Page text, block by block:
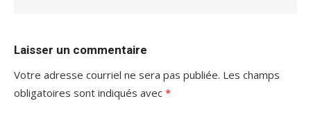
Laisser un commentaire
Votre adresse courriel ne sera pas publiée. Les champs
obligatoires sont indiqués avec *